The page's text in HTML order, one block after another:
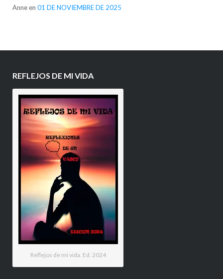
Anneen 01 DE NOVIEMBRE DE 2025
REFLEJOS DE MI VIDA
Reflejos de mi vida. Ed. 2024